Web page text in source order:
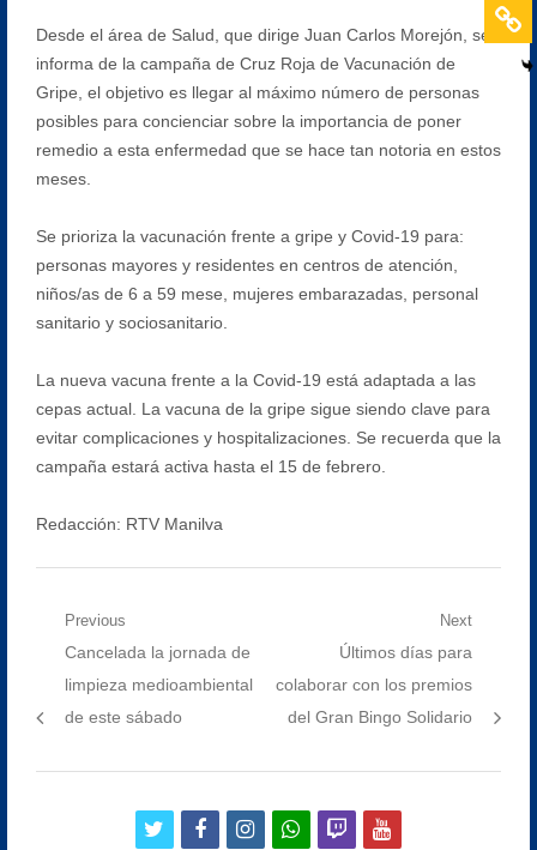
Desde el área de Salud, que dirige Juan Carlos Morejón, se
informa de la campaña de Cruz Roja de Vacunación de
Gripe, el objetivo es llegar al máximo número de personas
posibles para concienciar sobre la importancia de poner
remedio a esta enfermedad que se hace tan notoria en estos
meses.
Se prioriza la vacunación frente a gripe y Covid-19 para:
personas mayores y residentes en centros de atención,
niños/as de 6 a 59 mese, mujeres embarazadas, personal
sanitario y sociosanitario.
La nueva vacuna frente a la Covid-19 está adaptada a las
cepas actual. La vacuna de la gripe sigue siendo clave para
evitar complicaciones y hospitalizaciones. Se recuerda que la
campaña estará activa hasta el 15 de febrero.
Redacción: RTV Manilva
Navegación
entradas
Previous
Previous
post:
Cancelada la jornada de
limpieza medioambiental
de este sábado
Next
Next
post:
Últimos días para
colaborar con los premios
del Gran Bingo Solidario
twitterfacebookinstagramwhatsapp
twitchyoutube